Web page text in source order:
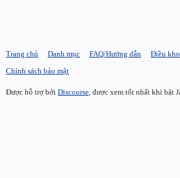
Trang chủ Danh mục FAQ/Hướng dẫn
Điều
Chính sách bảo mật
Được hỗ trợ bởi Discourse , được xem tốt nhất khi bật